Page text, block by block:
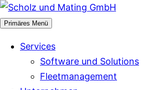
Zum
Inhalt
Primäres Menü
Services
Software und Solutions
Fleetmanagement